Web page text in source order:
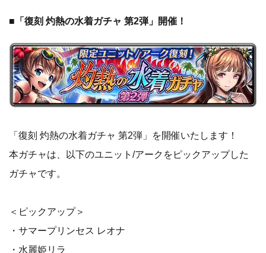
■「復刻 灼熱の水着ガチャ 第2弾」開催！
「復刻 灼熱の水着ガチャ 第2弾」を開催いたします！
本ガチャは、以下のユニット/アークをピックアップした
ガチャです。
＜ピックアップ＞
・サマープリンセス レオナ
・水麗姫リラ